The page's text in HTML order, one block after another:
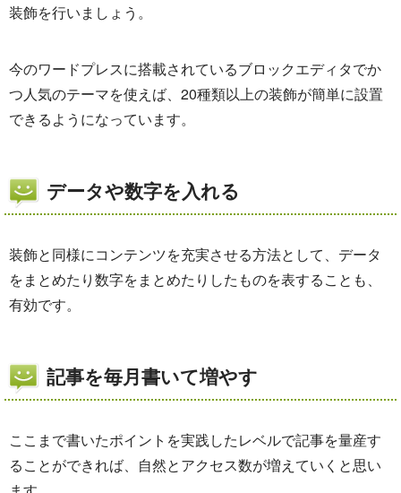
装飾を行いましょう。
今のワードプレスに搭載されているブロックエディタでか
つ人気のテーマを使えば、20種類以上の装飾が簡単に設置
できるようになっています。
データや数字を入れる
装飾と同様にコンテンツを充実させる方法として、データ
をまとめたり数字をまとめたりしたものを表することも、
有効です。
記事を毎月書いて増やす
ここまで書いたポイントを実践したレベルで記事を量産す
ることができれば、自然とアクセス数が増えていくと思い